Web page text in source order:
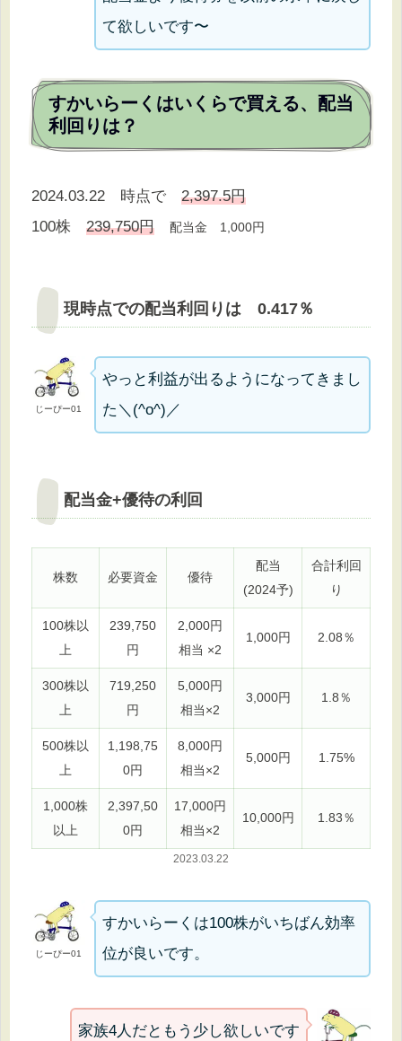
て欲しいです〜
すかいらーくはいくらで買える、配当
利回りは？
2024.03.22 時点で 2,397.5円
100株 239,750円 配当金 1,000円
現時点での配当利回りは 0.417％
じーぴー01
やっと利益が出るようになってきまし
た＼(^o^)／
配当金+優待の利回
株数 必要資金 優待
配当
(2024予)
合計利回
り
100株以
上
239,750
円
2,000円
相当 ×2
1,000円 2.08％
300株以
上
719,250
円
5,000円
相当×2
3,000円 1.8％
500株以
上
1,198,75
0円
8,000円
相当×2
5,000円 1.75%
1,000株
以上
2,397,50
0円
17,000円
相当×2
10,000円 1.83％
2023.03.22
じーぴー01
すかいらーくは100株がいちばん効率
位が良いです。
家族4人だともう少し欲しいです